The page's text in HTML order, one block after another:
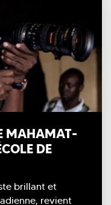
MAHAMAT-
DE
brillant et
revient